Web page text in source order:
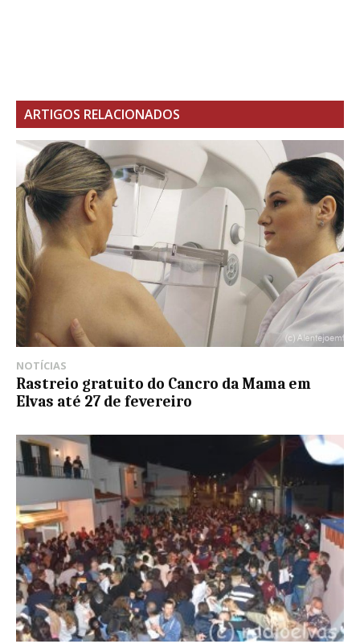
ARTIGOS RELACIONADOS
NOTÍCIAS
Rastreio gratuito do Cancro da Mama em
Elvas até 27 de fevereiro